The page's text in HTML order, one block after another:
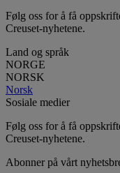
Følg oss for å få
Creuset-nyhetene.
Land og språk
NORGE
NORSK
Norsk
Sosiale medier
Følg oss for å få
Creuset-nyhetene.
Abonner på vårt